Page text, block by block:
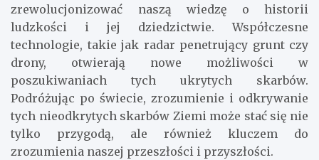
zrewolucjonizować naszą wiedzę o historii
ludzkości i jej dziedzictwie. Współczesne
technologie, takie jak radar penetrujący grunt czy
drony, otwierają nowe możliwości w
poszukiwaniach tych ukrytych skarbów.
Podróżując po świecie, zrozumienie i odkrywanie
tych nieodkrytych skarbów Ziemi może stać się nie
tylko przygodą, ale również kluczem do
zrozumienia naszej przeszłości i przyszłości.